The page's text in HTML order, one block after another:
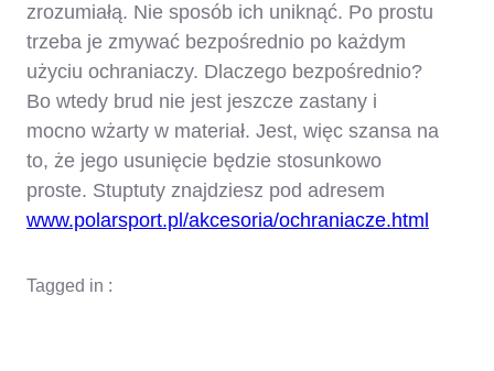
zrozumiałą. Nie sposób ich uniknąć. Po prostu
trzeba je zmywać bezpośrednio po każdym
użyciu ochraniaczy. Dlaczego bezpośrednio?
Bo wtedy brud nie jest jeszcze zastany i
mocno wżarty w materiał. Jest, więc szansa na
to, że jego usunięcie będzie stosunkowo
proste. Stuptuty znajdziesz pod adresem
www.polarsport.pl/akcesoria/ochraniacze.html
Tagged in :